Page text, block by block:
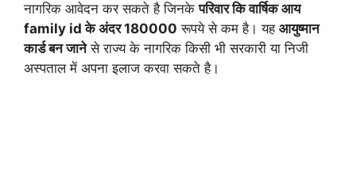
नागरिक आवेदन कर सकते है जिनकेपरिवार कि वार्षिक आय
family id के अंदर 180000 रूपये से कम है। यह आयुष्मान
कार्ड बन जानेसे राज्य के नागरिक किसी भी सरकारी या निजी
अस्पताल में अपना इलाज करवा सकते है।